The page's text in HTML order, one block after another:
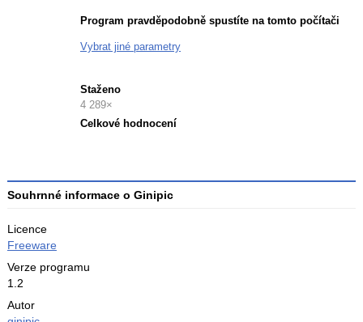
Program pravděpodobně spustíte na tomto počítači
Vybrat jiné parametry
Staženo
4 289×
Celkové hodnocení
Souhrnné informace o Ginipic
Licence
Freeware
Verze programu
1.2
Autor